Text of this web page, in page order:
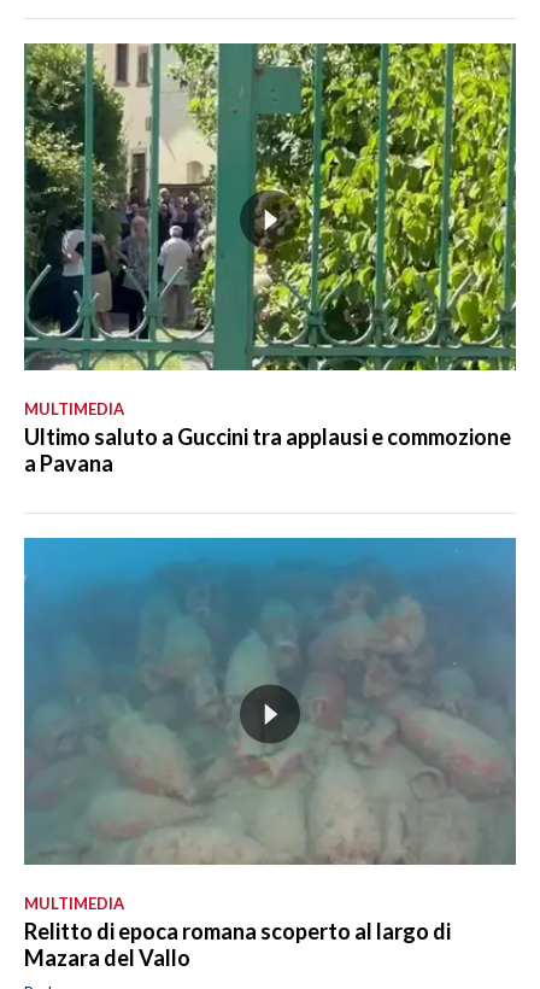
MULTIMEDIA
Ultimo saluto a Guccini tra applausi e commozione
a Pavana
MULTIMEDIA
Relitto di epoca romana scoperto al largo di
Mazara del Vallo